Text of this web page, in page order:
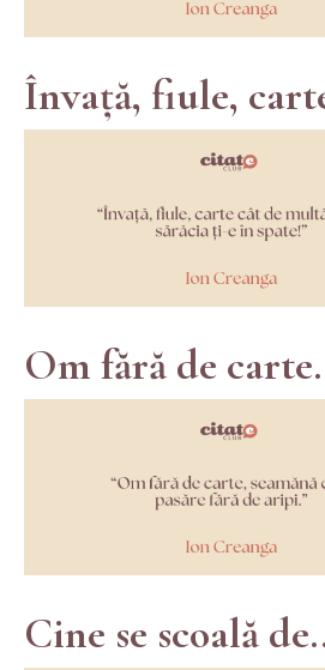
Învață, fiule,
Om fără de
Cine se scoală